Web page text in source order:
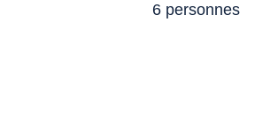
6 personnes